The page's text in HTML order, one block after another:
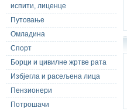
испити, лиценце
Путовање
Омладина
Спорт
Борци и цивилне жртве рата
Избјегла и расељена лица
Пензионери
Потрошачи